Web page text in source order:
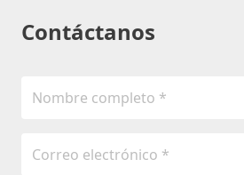
Contáctanos